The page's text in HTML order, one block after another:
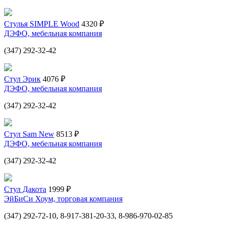
Стулья SIMPLE Wood 4320 ₽
ДЭФО, мебельная компания
(347) 292-32-42
Стул Эрик 4076 ₽
ДЭФО, мебельная компания
(347) 292-32-42
Стул Sam New 8513 ₽
ДЭФО, мебельная компания
(347) 292-32-42
Стул Дакота 1999 ₽
ЭйБиСи Хоум, торговая компания
(347) 292-72-10, 8-917-381-20-33, 8-986-970-02-85